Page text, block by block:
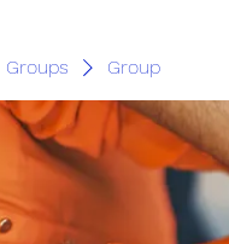
Groups Group